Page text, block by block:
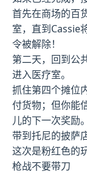
首先在商场的百
室，直到Cassie
令被解除！
第二天，回到公
进入医疗室。
抓住第四个摊位
付货物；但你能
儿的下一次奖励
带到托尼的披萨
这次是粉红色的
枪战不要带刀